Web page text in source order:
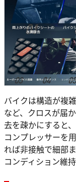
バイクは構造が複
など、クロスが届
去を疎かにすると
コンプレッサーを
れば非接触で細部
コンディション維